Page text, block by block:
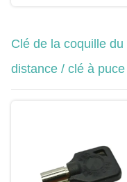
Clé de la coquille
distance / clé à puce